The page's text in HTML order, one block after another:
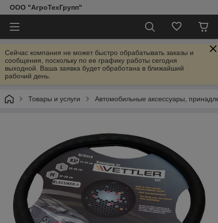
ООО "АгроТехГрупп"
Сейчас компания не может быстро обрабатывать заказы и
сообщения, поскольку по ее графику работы сегодня
выходной. Ваша заявка будет обработана в ближайший
рабочий день.
Товары и услуги Автомобильные аксессуары,